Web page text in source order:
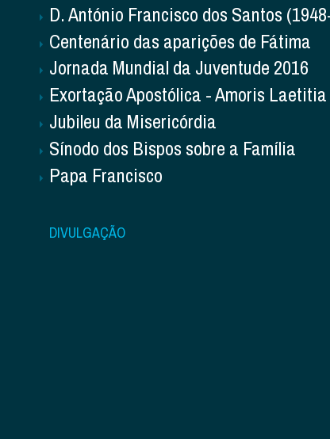
D. António Francisco dos Santos
Centenário das aparições de Fátima
Jornada Mundial da Juventude 2016
Exortação Apostólica - Amoris Laetitia
Jubileu da Misericórdia
Sínodo dos Bispos sobre a Família
Papa Francisco
DIVULGAÇÃO